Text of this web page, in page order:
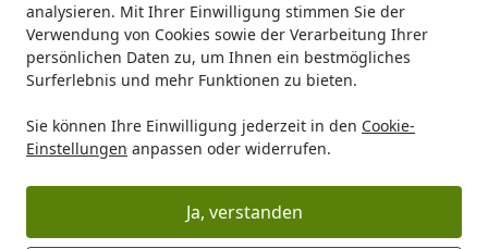
analysieren. Mit Ihrer Einwilligung stimmen Sie der
Verwendung von Cookies sowie der Verarbeitung Ihrer
persönlichen Daten zu, um Ihnen ein bestmögliches
Surferlebnis und mehr Funktionen zu bieten.
Sie können Ihre Einwilligung jederzeit in den Cookie-
Einstellungen anpassen oder widerrufen.
Ja, verstanden
Startseite
Gartenhaus Zubehör für Gartenhäuser Weka Zusatz-